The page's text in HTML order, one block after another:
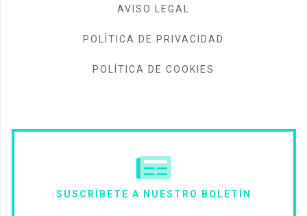
AVISO LEGAL
POLÍTICA DE PRIVACIDAD
POLÍTICA DE COOKIES
SUSCRÍBETE A NUESTRO BOLETÍN